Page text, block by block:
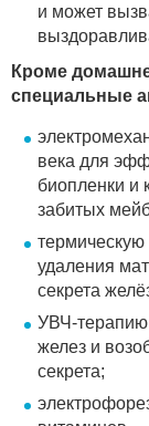
и может
Кроме
специальные
века для
биопленки и
забитых
удаления
секрета
УВЧ-терапию
желез и
секрета;